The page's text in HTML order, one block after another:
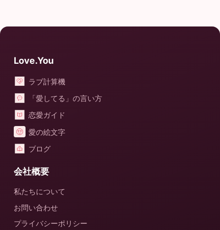
Love.You
ラブ計算機
「愛してる」の言い方
恋愛ガイド
愛の絵文字
ブログ
会社概要
私たちについて
お問い合わせ
プライバシーポリシー